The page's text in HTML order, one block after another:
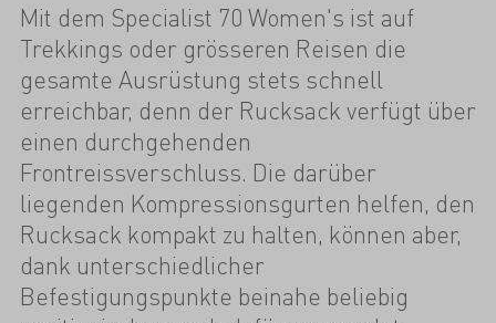
Mit dem Specialist 70 Women's ist auf
Trekkings oder grösseren Reisen die
gesamte Ausrüstung stets schnell
erreichbar, denn der Rucksack verfügt über
einen durchgehenden
Frontreissverschluss. Die darüber
liegenden Kompressionsgurten helfen, den
Rucksack kompakt zu halten, können aber,
dank unterschiedlicher
Befestigungspunkte beinahe beliebig